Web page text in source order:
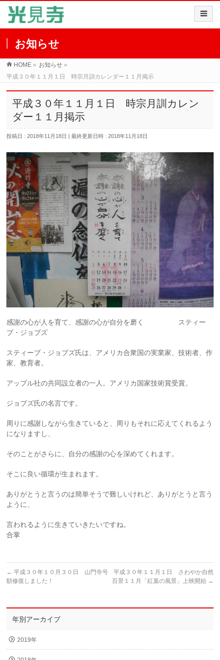
お知らせ
HOME » お知らせ »
平成３０年１１月１日 時宗月訓カレンダー１１月掲示
平成３０年１１月１日 時宗月訓カレン
ダー１１月掲示
投稿日 : 2018年11月18日 最終更新日時 : 2018年11月18日
感謝の心が人を育て、感謝の心が自分を磨く スティー
ブ・ジョブズ
スティーブ・ジョブズ氏は、アメリカ合衆国の実業家、技術者、作
家、教育者。
アップル社の共同設立者の一人。アメリカ国家技術賞受賞。
ジョブズ氏の名言です。
周りに感謝しながら生きていると、周りもそれに応えてくれるよう
になりますし、
そのことがさらに、自分の感謝の心を深めてくれます。
そこに良い循環が生まれます。
ありがとうと言うのは簡単そうで難しいけれど、ありがとうと言う
ように、
言われるように生きていきたいですね。
合掌
← 平成３０年１０月３０日 山門寺号
額修復しました！
平成３０年１１月１日 さわやか自然
百景１１月「紅葉の風景」上映開始 →
年別アーカイブ
2019年